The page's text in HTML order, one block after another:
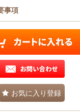
事項
お気に入り登録